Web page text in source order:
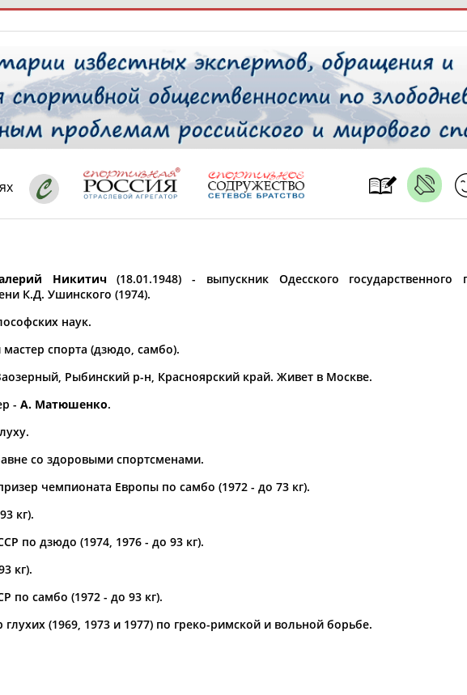
ТАБЛО АКТИВНОСТИ
РЕСУРСНАЯ ПЛОЩАДКА
* для действующих спортсменов
рождения
рождения
чч мм год
АБАЛАКИНА
АБАРЕНОВ
Тамилла
АБАСОВА
Рамазан
АБАЧАРАЕВ
Никитич(18.01.1948) - выпускник Одесского государственного
К.Д. Ушинского (1974).
наук.
спорта (дзюдо, самбо).
Рыбинский р-н, Красноярский край. Живет в Москве.
- А. Матюшенко.
со здоровыми спортсменами.
чемпионата Европы по самбо (1972 - до 73 кг).
кг).
по дзюдо (1974, 1976 - до 93 кг).
кг).
по самбо (1972 - до 93 кг).
(1969, 1973 и 1977) по греко-римской и вольной борьбе.